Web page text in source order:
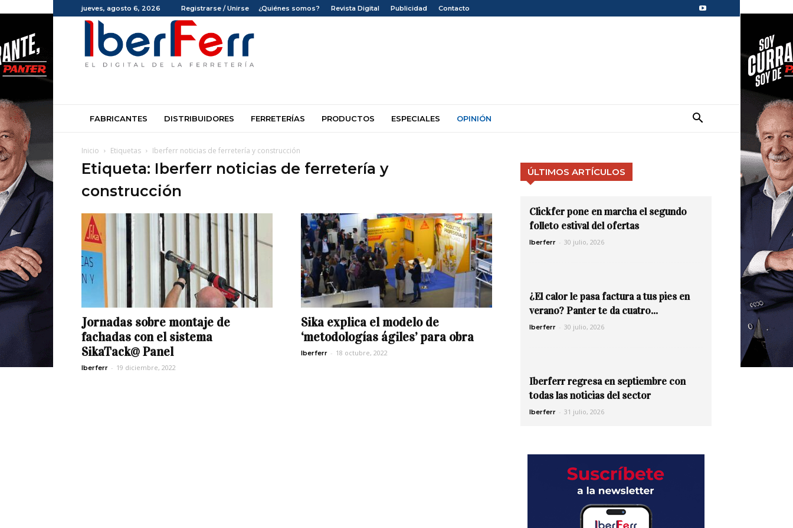
jueves, agosto 6, 2026 Registrarse / Unirse ¿Quiénes somos? Revista Digital Publicidad Contacto
Iberferr
FABRICANTES DISTRIBUIDORES FERRETERÍAS PRODUCTOS ESPECIALES OPINIÓN
Inicio Etiquetas Iberferr noticias de ferretería y construcción
Etiqueta: Iberferr noticias de ferretería y
construcción
Jornadas sobre montaje de
fachadas con el sistema
SikaTack@ Panel
Iberferr - 19 diciembre, 2022
Sika explica el modelo de
‘metodologías ágiles’ para obra
Iberferr - 18 octubre, 2022
ÚLTIMOS ARTÍCULOS
Clickfer pone en marcha el segundo
folleto estival del ofertas
Iberferr - 30 julio, 2026
¿El calor le pasa factura a tus pies en
verano? Panter te da cuatro...
Iberferr - 30 julio, 2026
Iberferr regresa en septiembre con
todas las noticias del sector
Iberferr - 31 julio, 2026